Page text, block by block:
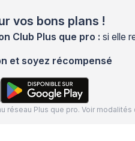
vos bons plans !
Club Plus que pro : si elle
et soyez récompensé
Plus que pro. Voir